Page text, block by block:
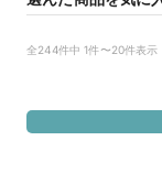
に残る良い日にす
価格帯 50万円
婚約指輪は買わな
着させてもらいま
がいいなと思っ
この店舗の良かっ
店員さんとの会話
全244件中 1件〜20件表示